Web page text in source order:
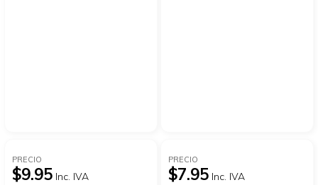
PRECIO
$9.95 Inc. IVA
PRECIO
$7.95 Inc. IVA